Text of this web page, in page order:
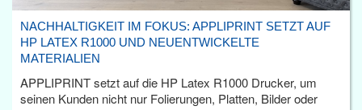
NACHHALTIGKEIT IM FOKUS: APPLIPRINT SETZT AUF
HP LATEX R1000 UND NEUENTWICKELTE
MATERIALIEN
APPLIPRINT setzt auf die HP Latex R1000 Drucker, um
seinen Kunden nicht nur Folierungen, Platten, Bilder oder